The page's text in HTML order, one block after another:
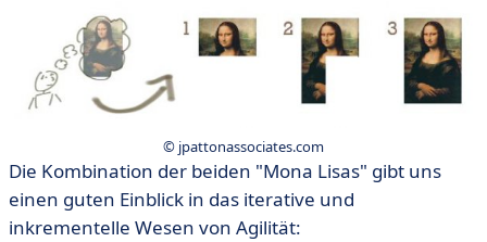
© jpattonassociates.com
Die Kombination der beiden "Mona Lisas" gibt uns
einen guten Einblick in das iterative und
inkrementelle Wesen von Agilität: